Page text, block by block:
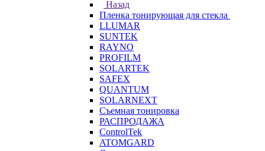
Назад
Пленка тонирующая для стекла
LLUMAR
SUNTEK
RAYNO
PROFILM
SOLARTEK
SAFEX
QUANTUM
SOLARNEXT
Съемная тонировка
РАСПРОДАЖА
ControlTek
ATOMGARD